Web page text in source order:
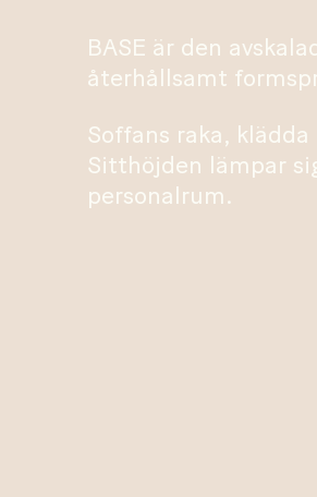
BASE är den
återhållsamt
Soffans raka,
Sitthöjden lämpar
personalrum.